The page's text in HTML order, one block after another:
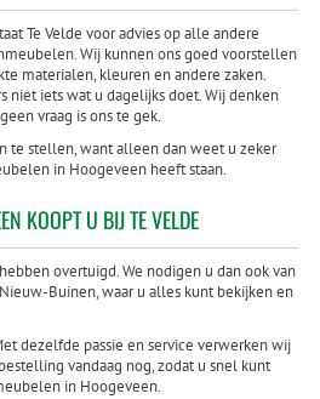
Te Velde voor advies op alle andere
Wij kunnen ons goed voorstellen
materialen, kleuren en andere zaken.
niet iets wat u dagelijks doet. Wij denken
vraag is ons te gek.
te stellen, want alleen dan weet u zeker
in Hoogeveen heeft staan.
KOOPT U BIJ TE VELDE
overtuigd. We nodigen u dan ook van
Buinen, waar u alles kunt bekijken en
dezelfde passie en service verwerken wij
vandaag nog, zodat u snel kunt
in Hoogeveen.